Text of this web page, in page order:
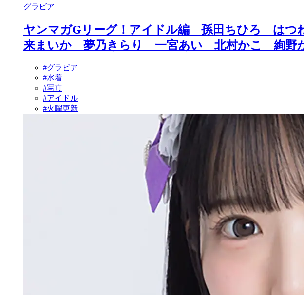
グラビア
ヤンマガGリーグ！アイドル編 孫田ちひろ
来まいか 夢乃きらり 一宮あい 北村かこ 絢野か
#グラビア
#水着
#写真
#アイドル
#火曜更新